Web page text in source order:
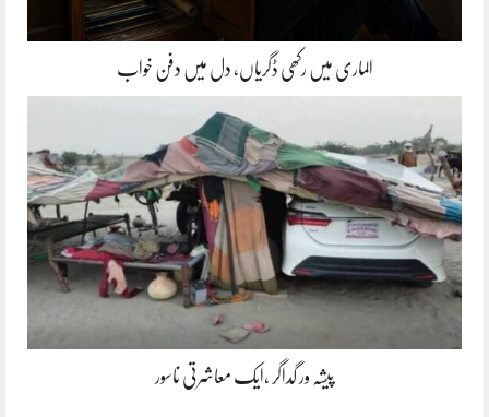
الماری میں رکھی ڈگریاں، دل میں دفن خواب
پیشہ ور گداگر ،ایک معاشرتی ناسور